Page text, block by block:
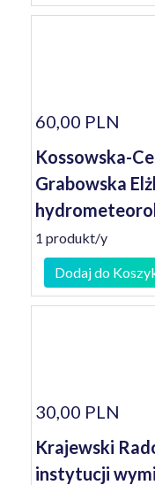
60,00 PLN
Kossowska-
Grabowska
1 produkt/y
Dodaj do
30,00 PLN
Krajewski
instytucji